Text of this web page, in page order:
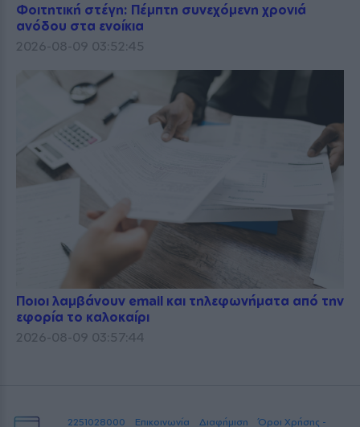
Φοιτητική στέγη: Πέμπτη συνεχόμενη χρονιά
ανόδου στα ενοίκια
2026-08-09 03:52:45
Ποιοι λαμβάνουν email και τηλεφωνήματα από την
εφορία το καλοκαίρι
2026-08-09 03:57:44
2251028000 Επικοινωνία Διαφήμιση Όροι Χρήσης -